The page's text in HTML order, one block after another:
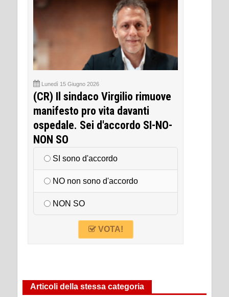
Lunedì 15 Giugno 2026
(CR) Il sindaco Virgilio rimuove
manifesto pro vita davanti
ospedale. Sei d'accordo SI-NO-
NON SO
SI sono d'accordo
NO non sono d'accordo
NON SO
VOTA!
Articoli della stessa categoria